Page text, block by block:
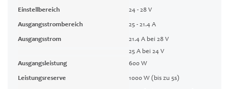
Einstellbereich 24 - 28 V
Ausgangsstrombereich 25 - 21.4 A
Ausgangsstrom
21.4 A bei 28 V
25 A bei 24 V
Ausgangsleistung
600 W
Leistungsreserve 1000 W (bis zu 5s)